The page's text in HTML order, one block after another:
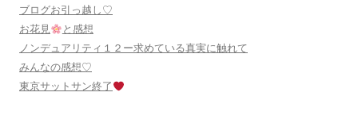
ブログお引っ越し♡
お花見
と感想
ノンデュアリティ１２ー求めている真実に触れて
みんなの感想♡
東京サットサン終了